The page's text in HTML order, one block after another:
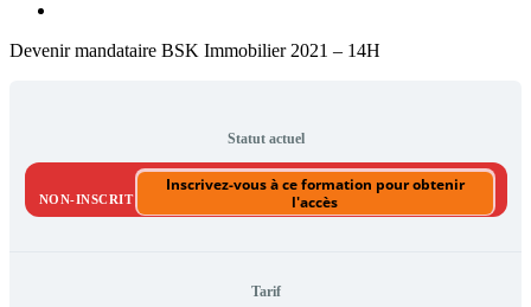
Devenir mandataire BSK Immobilier 2021 – 14H
Statut actuel
NON-INSCRIT
Inscrivez-vous à ce formation pour obtenir
l'accès
Tarif